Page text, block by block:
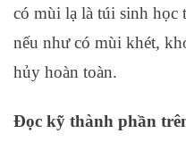
có mùi lạ là túi sinh học
nếu như có mùi khét,
hủy hoàn toàn.
Đọc kỹ thành phần